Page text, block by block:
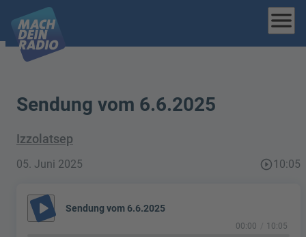
menu
Sendung vom 6.6.2025
Izzolatsep
05. Juni 2025 play_circle_outline10:05
play_arrow Sendung vom 6.6.2025
00:00 10:05